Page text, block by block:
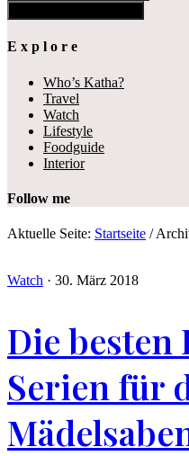
E x p l o r e
Who’s Katha?
Travel
Watch
Lifestyle
Foodguide
Interior
Follow me
Aktuelle Seite: Startseite /
Watch · 30. März 2018
Die besten
Serien für